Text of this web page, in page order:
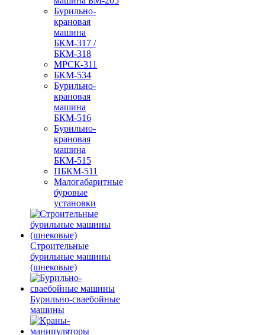
Бурильно-
крановая
машина
БКМ-317 /
БКМ-318
МРСК-311
БКМ-534
Бурильно-
крановая
машина
БКМ-516
Бурильно-
крановая
машина
БКМ-515
ПБКМ-511
Малогабаритные
буровые
установки
Строительные
бурильные машины
(шнековые)
Бурильно-сваебойные
машины